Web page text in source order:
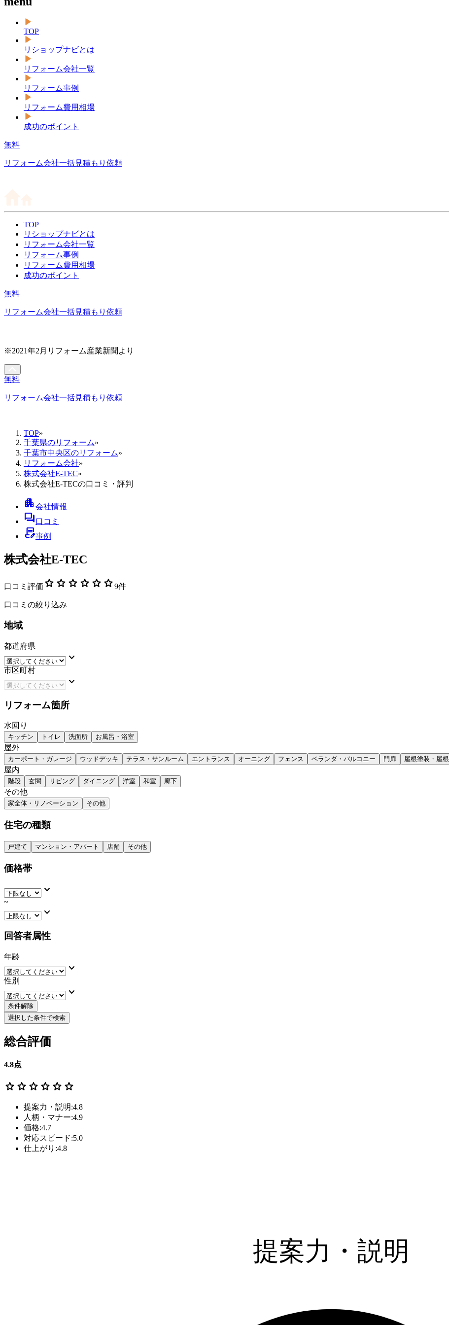
TOP
リショップナビとは
リフォーム会社一覧
リフォーム事例
リフォーム費用相場
成功のポイント
無料
リフォーム会社一括見積もり依頼
TOP
リショップナビとは
リフォーム会社一覧
リフォーム事例
リフォーム費用相場
成功のポイント
無料
リフォーム会社一括見積もり依頼
※2021年2月リフォーム産業新聞より
無料
リフォーム会社一括見積もり依頼
TOP»
千葉県のリフォーム»
千葉市中央区のリフォーム»
リフォーム会社»
株式会社E-TEC»
株式会社E-TECの口コミ・評判
apartment会社情報
forum口コミ
contract_edit事例
株式会社E-TEC
口コミ評価 star star star star star star9件
口コミの絞り込み
地域
都道府県
keyboard_arrow_down
市区町村
keyboard_arrow_down
リフォーム箇所
水回り
キッチン トイレ 洗面所 お風呂・浴室
屋外
カーポート・ガレージ ウッドデッキ テラス・サンルーム エントランス オーニング フェンス ベランダ・バルコニー 門扉 屋根塗装・屋根
屋内
階段 玄関 リビング ダイニング 洋室 和室 廊下
その他
家全体・リノベーション その他
住宅の種類
戸建て マンション・アパート 店舗 その他
価格帯
keyboard_arrow_down
~
keyboard_arrow_down
回答者属性
年齢
keyboard_arrow_down
性別
keyboard_arrow_down
条件解除
選択した条件で検索
総合評価
4.8点
star star star star star star
提案力・説明:4.8
人柄・マナー:4.9
価格:4.7
対応スピード:5.0
仕上がり:4.8
提案力・説明